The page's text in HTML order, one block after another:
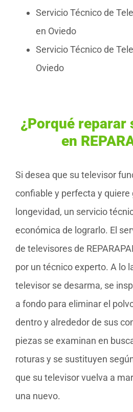
Servicio Técnico de
en Oviedo
Servicio Técnico de
Oviedo
¿Porqué reparar
en
Si desea que su televisor
confiable y perfecta y quiere
longevidad, un servicio
económica de lograrlo. El
de televisores de
por un técnico experto. A lo
televisor se desarma, se
a fondo para eliminar el
dentro y alrededor de sus
piezas se examinan en
roturas y se sustituyen
que su televisor vuelva a
una nuevo.